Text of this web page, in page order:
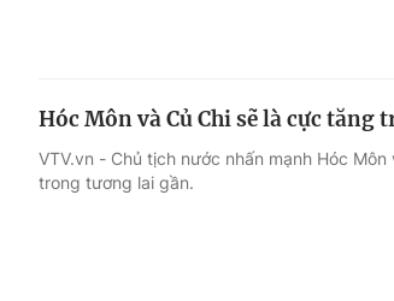
Hóc Môn và Củ Chi sẽ là cực tăng
VTV.vn - Chủ tịch nước nhấn mạnh Hóc
trong tương lai gần.